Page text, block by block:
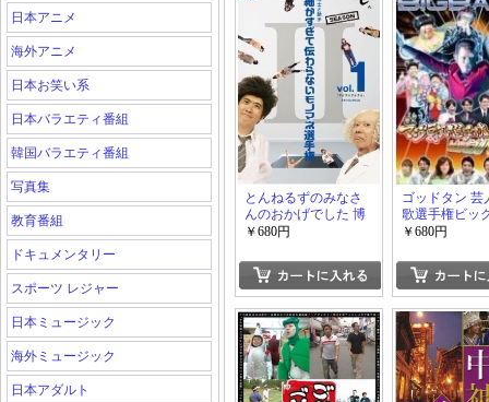
日本アニメ
海外アニメ
日本お笑い系
日本バラエティ番組
韓国バラエティ番組
写真集
教育番組
ドキュメンタリー
スポーツ レジャー
日本ミュージック
海外ミュージック
日本アダルト
とんねるずのみなさ
んのおかげでした 博
士と助手 細かすぎて
選手権 Season2
Vol.1+Vol.2
￥680円
ゴッドタン 芸
歌選手権ビッ
+ゴッドタン
ラエティーパ
￥680円